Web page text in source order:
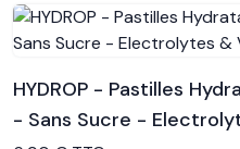
Voir le produit
HYDROP - Pastilles
- Sans Sucre -